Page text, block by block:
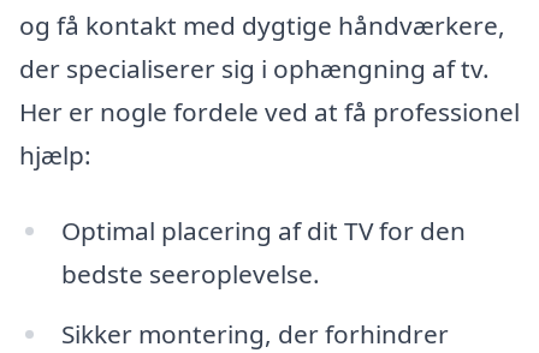
og få kontakt med dygtige håndværkere,
der specialiserer sig i ophængning af tv.
Her er nogle fordele ved at få professionel
hjælp:
Optimal placering af dit TV for den
bedste seeroplevelse.
Sikker montering, der forhindrer